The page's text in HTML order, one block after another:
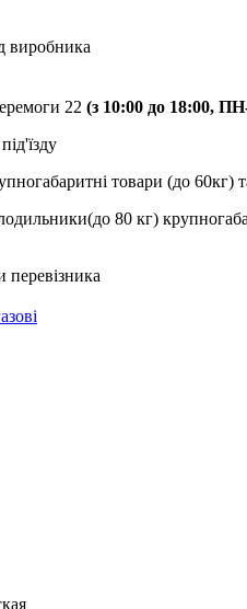
виробника
22 (з 10:00 до 18:00,
товари (до 60кг)
80 кг)
перевізника